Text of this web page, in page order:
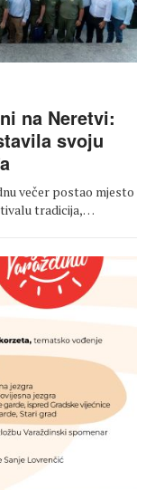
na Neretvi:
svoju
večer postao mjesto
tradicija,…